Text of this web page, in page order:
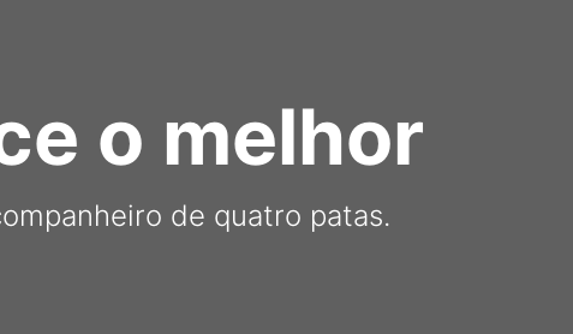
o melhor
de quatro patas.